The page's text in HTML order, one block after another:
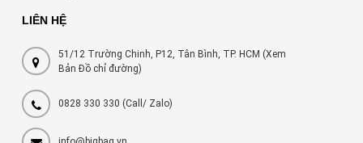
LIÊN HỆ
51/12 Trường Chinh, P12, Tân Bình, TP. HCM (Xem
Bản Đồ chỉ đường)
0828 330 330 (Call/ Zalo)